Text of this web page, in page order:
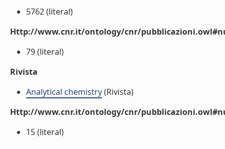
5762 (literal)
Http://www.cnr.it/ontology/cnr/
79 (literal)
Rivista
Analytical chemistry(Rivista)
Http://www.cnr.it/ontology/cnr/
15 (literal)